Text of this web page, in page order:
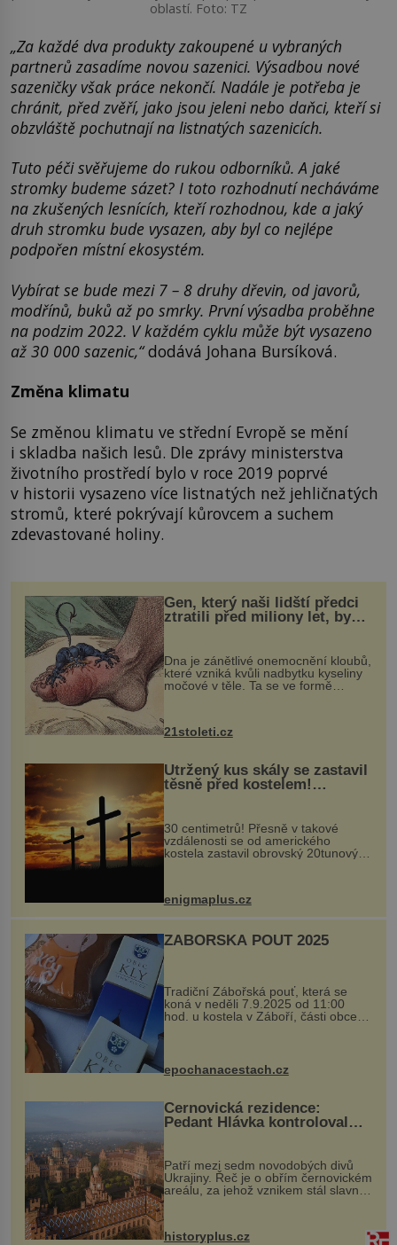
oblastí. Foto: TZ
„Za každé dva produkty zakoupené u vybraných
partnerů zasadíme novou sazenici. Výsadbou nové
sazeničky však práce nekončí. Nadále je potřeba je
chránit, před zvěří, jako jsou jeleni nebo daňci, kteří si
obzvláště pochutnají na listnatých sazenicích.
Tuto péči svěřujeme do rukou odborníků. A jaké
stromky budeme sázet? I toto rozhodnutí necháváme
na zkušených lesnících, kteří rozhodnou, kde a jaký
druh stromku bude vysazen, aby byl co nejlépe
podpořen místní ekosystém.
Vybírat se bude mezi 7 – 8 druhy dřevin, od javorů,
modřínů, buků až po smrky. První výsadba proběhne
na podzim 2022. V každém cyklu může být vysazeno
až 30 000 sazenic,“dodává Johana Bursíková.
Změna klimatu
Se změnou klimatu ve střední Evropě se mění
i skladba našich lesů. Dle zprávy ministerstva
životního prostředí bylo v roce 2019 poprvé
v historii vysazeno více listnatých než jehličnatých
stromů, které pokrývají kůrovcem a suchem
zdevastované holiny.
Gen, který naši lidští předci
ztratili před miliony let, by
mohl pomoci s léčbou
„nemoci králů“
Dna je zánětlivé onemocnění kloubů,
které vzniká kvůli nadbytku kyseliny
močové v těle. Ta se ve formě
nohou, a způsobuje bole...
21stoleti.cz
Utržený kus skály se zastavil
těsně před kostelem!
Ochránila ho boží síla?
30 centimetrů! Přesně v takové
vzdálenosti se od amerického
kostela zastavil obrovský 20tunový
...
enigmaplus.cz
ZÁBOŘSKÁ POUŤ 2025
Tradiční Zábořská pouť, která se
koná v neděli 7.9.2025 od 11:00
hod. u kostela v Záboří, části obce
Kly u Mělníka. V programu naleznete
komentovanou prohlídku kostela,
epochanacestach.cz
Černovická rezidence:
Pedant Hlávka kontroloval
Patří mezi sedm novodobých divů
Ukrajiny. Řeč je o obřím černovickém
areálu, za jehož vznikem stál slavný
český architekt Josef Hlávka. Ten si
na něm dal mimořádně záležet. Jeho
stavební plány by při ...
historyplus.cz